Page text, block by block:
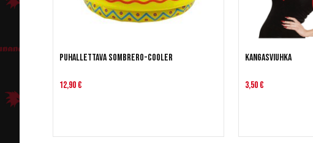
Puhallettava Sombrero-cooler
12,90 €
Kangasviuhka
3,50 €